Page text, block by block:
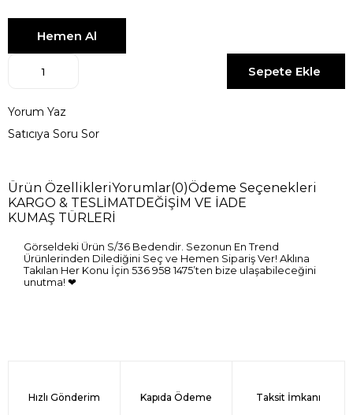
Yorum Yaz
Satıcıya Soru Sor
Ürün ÖzellikleriYorumlar(0)Ödeme Seçenekleri
KARGO & TESLİMAT DEĞİŞİM VE İADE
KUMAŞ TÜRLERİ
Görseldeki Ürün S/36 Bedendir. Sezonun En Trend
Ürünlerinden Dilediğini Seç ve Hemen Sipariş Ver! Aklına
Takılan Her Konu İçin 536 958 1475’ten bize ulaşabileceğini
unutma! ❤
Hızlı Gönderim Kapıda Ödeme Taksit İmkanı